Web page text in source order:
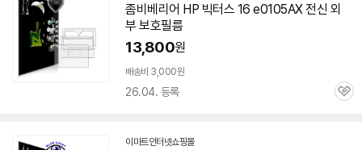
좀비베리어 HP 빅터스 16 e0105AX 전신 외
부 보호필름
13,800원
배송비 3,000원
26.04. 등록
관
이마트인터넷쇼핑몰